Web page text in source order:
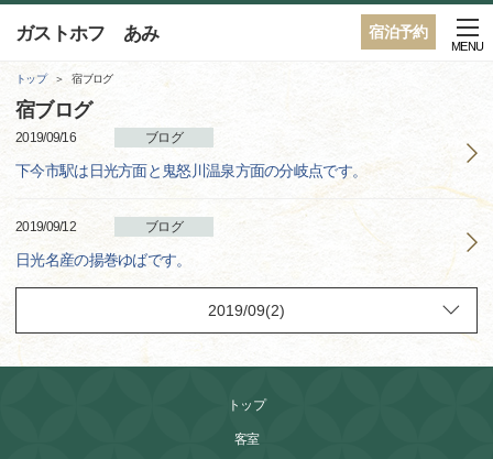
宿泊予約
ガストホフ あみ
MENU
トップ 宿ブログ
宿ブログ
2019/09/16 ブログ
下今市駅は日光方面と鬼怒川温泉方面の分岐点です。
2019/09/12 ブログ
日光名産の揚巻ゆばです。
トップ
客室